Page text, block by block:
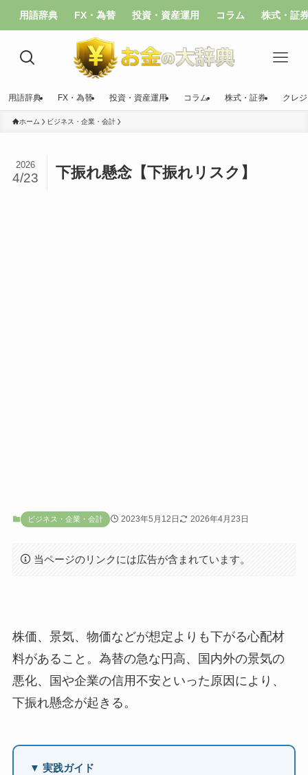
用語辞典 FX・為替 投資・資産運用 コラム 株式・証
用語辞典 FX・為替 投資・資産運用 コラム 株式・証券 クレ
ホーム ビジネス・企業・会計
下振れ懸念【下振れリスク】
2026
4/23
ビジネス・企業・会計 2023年5月12日 2026年4月23日
当ページのリンクには広告が含まれています。
株価、景気、物価などが想定よりも下がる心配材
料があること。為替の急な円高、国内外の景気の
悪化、国や企業の信用不安といった原因により、
下振れ懸念が起きる。
▼ 実践ガイド